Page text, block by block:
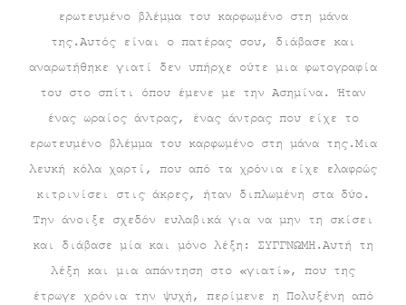
ερωτευμένο βλέμμα του καρφωμένο στη μάνα
της.Αυτός είναι ο πατέρας σου, διάβασε και
αναρωτήθηκε γιατί δεν υπήρχε ούτε μια φωτογραφία
του στο σπίτι όπου έμενε με την Ασημίνα. Ήταν
ένας ωραίος άντρας, ένας άντρας που είχε το
ερωτευμένο βλέμμα του καρφωμένο στη μάνα της.Μια
λευκή κόλα χαρτί, που από τα χρόνια είχε ελαφρώς
κιτρινίσει στις άκρες, ήταν διπλωμένη στα δύο.
Την άνοιξε σχεδόν ευλαβικά για να μην τη σκίσει
και διάβασε μία και μόνο λέξη: ΣΥΓΓΝΩΜΗ.Αυτή τη
λέξη και μια απάντηση στο «γιατί», που της
έτρωγε χρόνια την ψυχή, περίμενε η Πολυξένη από